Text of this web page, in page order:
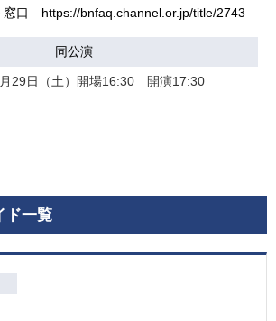
窓口 https://bnfaq.channel.or.jp/title/2743
同公演
29日（土）開場16:30 開演17:30
ド一覧